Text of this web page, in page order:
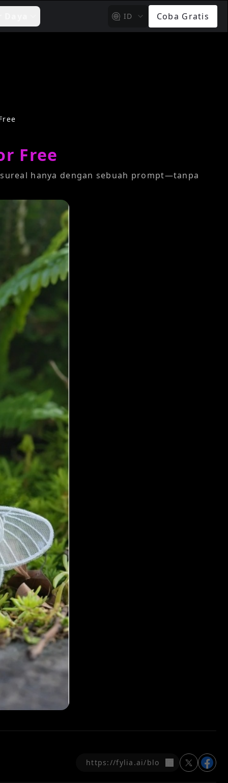
ID Coba Gratis
Free
hanya dengan sebuah prompt—tanpa
salin